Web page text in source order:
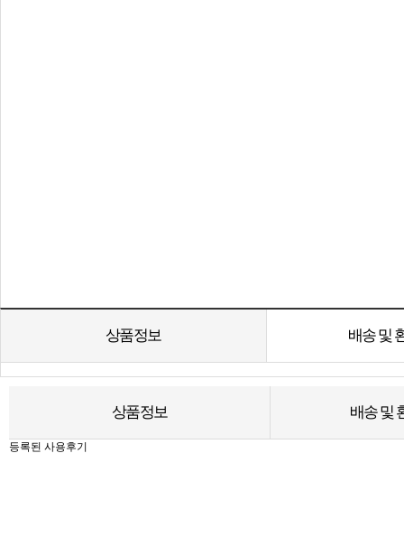
상품정보 배송 및
상품정보 배송 및
등록된 사용후기